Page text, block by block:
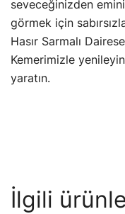
seveceğinizden
görmek için
Hasır Sarmalı
Kemerimizle
yaratın.
İlgili